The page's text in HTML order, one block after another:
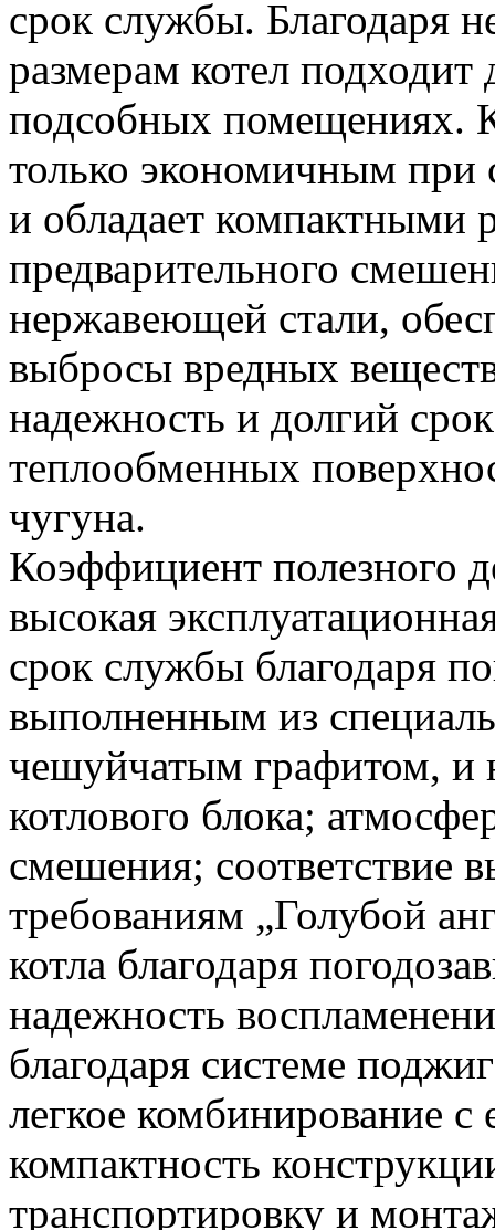
срок службы. Благодаря
размерам котел
подсобных помещениях.
только экономичным при
и обладает компактными
предварительного
нержавеющей стали,
выбросы вредных
надежность и долгий
теплообменных
чугуна.
Коэффициент полезного
высокая
срок службы благодаря
выполненным из
чешуйчатым графитом, и
котлового блока;
смешения; соответствие
требованиям „Голубой
котла благодаря
надежность
благодаря системе
легкое комбинирование
компактность
транспортировку и